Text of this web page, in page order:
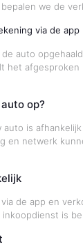
we de
via de app
auto
het afgesproken
op?
auto is
en netwerk
de app en
is